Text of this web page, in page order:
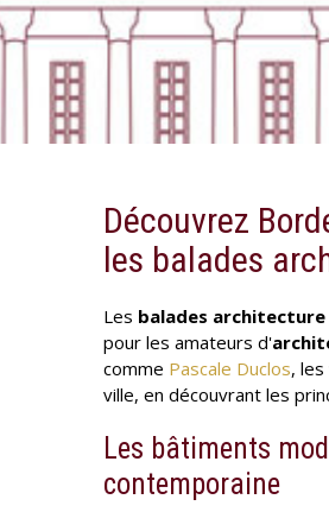
Découvrez
les balades
Les balades
pour les amateurs d'
comme Pascale Duclos,
ville, en découvrant les
Les bâtiments
contemporaine